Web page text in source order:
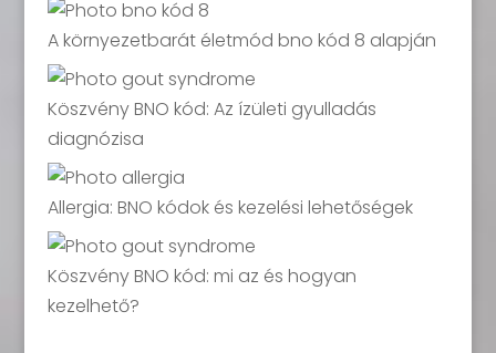
A környezetbarát életmód bno kód 8 alapján
Köszvény BNO kód: Az ízületi gyulladás
diagnózisa
Allergia: BNO kódok és kezelési lehetőségek
Köszvény BNO kód: mi az és hogyan
kezelhető?